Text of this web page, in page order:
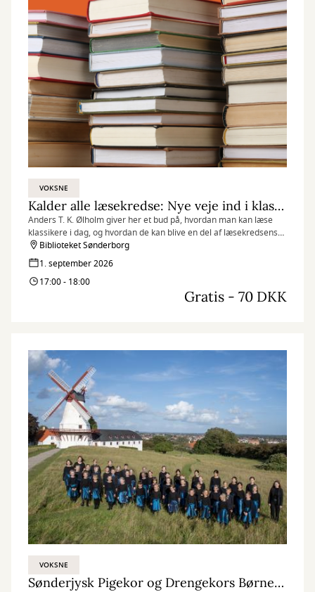
VOKSNE
Kalder alle læsekredse: Nye veje ind i klassikere
Anders T. K. Ølholm giver her et bud på, hvordan man kan læse
klassikere i dag, og hvordan de kan blive en del af læsekredsens
fælles læsning.
Biblioteket Sønderborg
1. september 2026
17:00 - 18:00
Gratis - 70 DKK
VOKSNE
Sønderjysk Pigekor og Drengekors Børnekor